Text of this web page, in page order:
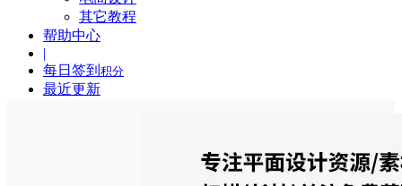
其它教程
帮助中心
|
每日签到 积分
最近更新